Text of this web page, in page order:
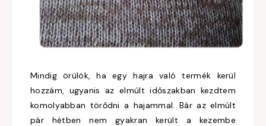
Mindig örülök, ha egy hajra való termék kerül
hozzám, ugyanis az elmúlt időszakban kezdtem
komolyabban törődni a hajammal. Bár az elmúlt
pár hétben nem gyakran került a kezembe